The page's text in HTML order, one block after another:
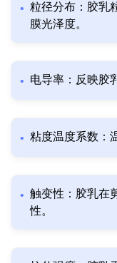
粒径分布：胶乳
膜光泽度。
电导率：反映胶
粘度温度系数：
触变性：胶乳在
性。